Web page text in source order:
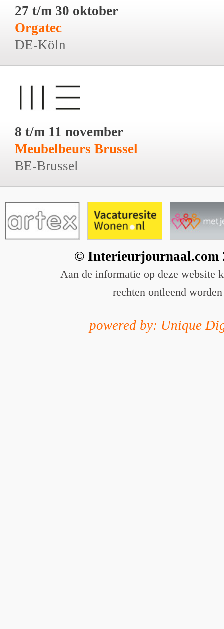
27 t/m 30 oktober
Orgatec
DE-Köln
8 t/m 11 november
Meubelbeurs Brussel
BE-Brussel
© Interieurjournaal.com
Aan de informatie op deze website
rechten ontleend worden
powered by: Unique